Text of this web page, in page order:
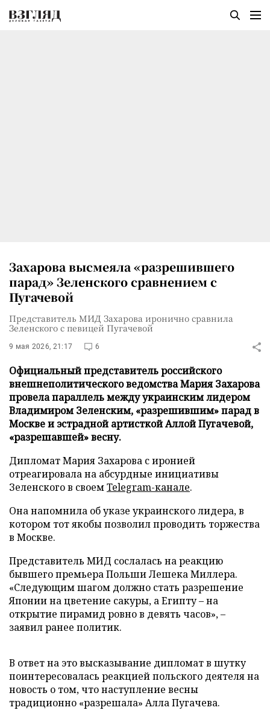
Захарова высмеяла «разрешившего
парад» Зеленского сравнением с
Пугачевой
Представитель МИД Захарова иронично сравнила
Зеленского с певицей Пугачевой
9 мая 2026, 21:17 6
Официальный представитель российского
внешнеполитического ведомства Мария Захарова
провела параллель между украинским лидером
Владимиром Зеленским, «разрешившим» парад в
Москве и эстрадной артисткой Аллой Пугачевой,
«разрешавшей» весну.
Дипломат Мария Захарова с иронией
отреагировала на абсурдные инициативы
Зеленского в своемTelegram-канале.
Она напомнила об указе украинского лидера, в
котором тот якобы позволил проводить торжества
в Москве.
Представитель МИД сослалась на реакцию
бывшего премьера Польши Лешека Миллера.
«Следующим шагом должно стать разрешение
Японии на цветение сакуры, а Египту – на
открытие пирамид ровно в девять часов», –
заявил ранее политик.
В ответ на это высказывание дипломат в шутку
поинтересовалась реакцией польского деятеля на
новость о том, что наступление весны
традиционно «разрешала» Алла Пугачева.